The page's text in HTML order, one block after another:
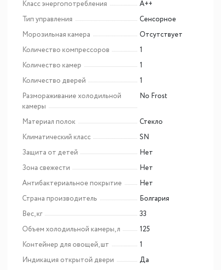
Класс энергопотребления
A++
Тип управления
Сенсорное
Морозильная камера
Отсутствует
Количество компрессоров
1
Количество камер
1
Количество дверей
1
Размораживание холодильной
камеры
No Frost
Материал полок
Стекло
Климатический класс
SN
Защита от детей
Нет
Зона свежести
Нет
Антибактериальное покрытие
Нет
Страна производитель
Болгария
Вес, кг
33
Объем холодильной камеры, л
125
Контейнер для овощей, шт
1
Индикация открытой двери
Да